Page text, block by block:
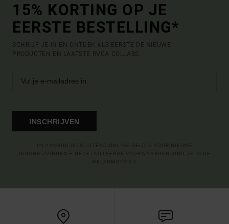
15% KORTING OP JE
EERSTE BESTELLING*
SCHRIJF JE IN EN ONTDEK ALS EERSTE DE NIEUWE
PRODUCTEN EN LAATSTE RVCA COLLABS.
INSCHRIJVEN